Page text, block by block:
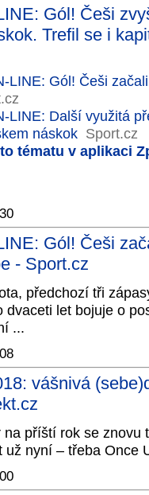
Gól! Češi
Trefil se i
LINE: Gól! Češi
LINE: Další využitá
náskok Sport.cz
tématu v aplikaci
Gól! Češi
- Sport.cz
předchozí tři
dvaceti let bojuje o
...
vášnivá
na příští rok se
už nyní – třeba Once